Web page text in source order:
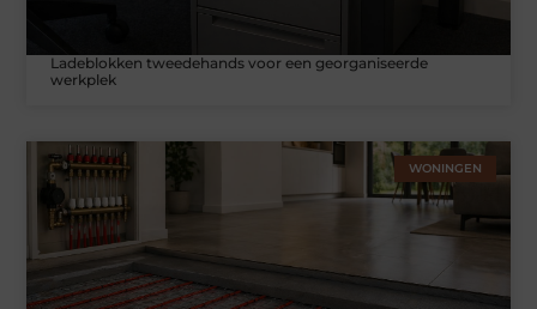
Ladeblokken tweedehands voor een georganiseerde
werkplek
WONINGEN